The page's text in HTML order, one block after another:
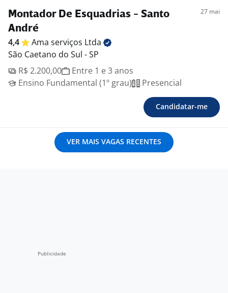
Montador De Esquadrias - Santo
André
27 mai
4,4 Ama serviços Ltda
São Caetano do Sul - SP
R$ 2.200,00
Entre 1 e 3 anos
Ensino Fundamental (1º grau)
Presencial
Candidatar-me
VER MAIS VAGAS RECENTES